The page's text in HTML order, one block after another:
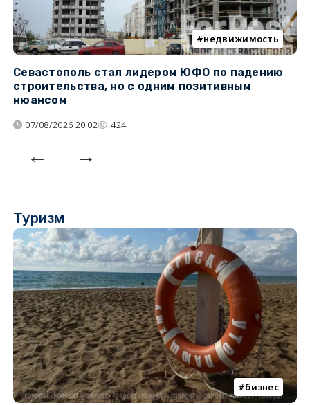
недвижимость
Севастополь стал лидером ЮФО по падению
строительства, но с одним позитивным
нюансом
07/08/2026 20:02 424
Туризм
бизнес